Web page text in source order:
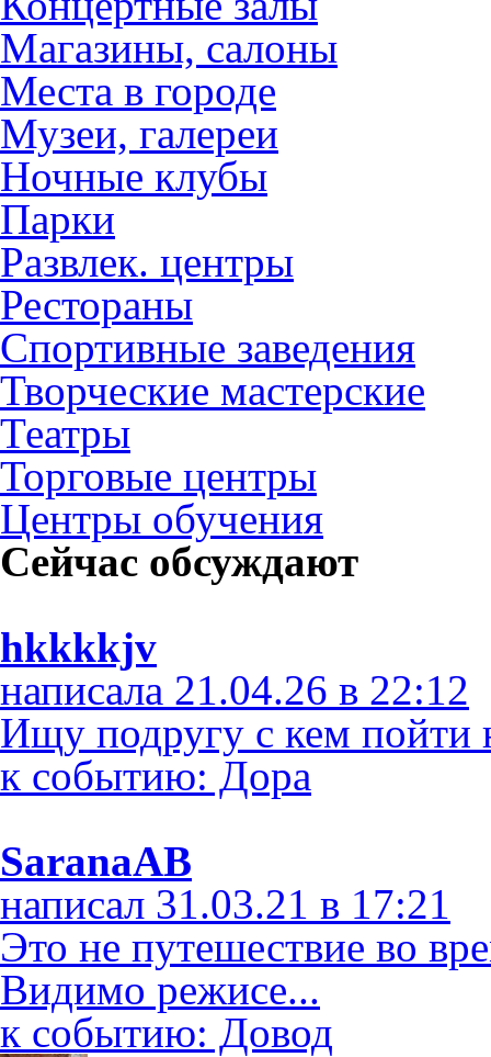
Магазины, салоны
Места в городе
Музеи, галереи
Ночные клубы
Парки
Развлек. центры
Рестораны
Спортивные заведения
Творческие мастерские
Театры
Торговые центры
Центры обучения
Сейчас обсуждают
hkkkkjv
написала 21.04.26 в 22:12
Ищу подругу с кем пойти
к событию: Дора
SaranaAB
написал 31.03.21 в 17:21
Это не путешествие во
Видимо режисе...
к событию: Довод